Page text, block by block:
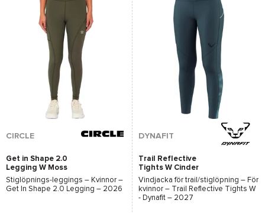
CIRCLE
Get in Shape 2.0
Legging W Moss
Stiglöpnings-leggings – Kvinnor –
Get In Shape 2.0 Legging – 2026
DYNAFIT
Trail Reflective
Tights W Cinder
Vindjacka för trail/stiglöpning – För
kvinnor –
Trail Reflective Tights W
- Dynafit – 2027